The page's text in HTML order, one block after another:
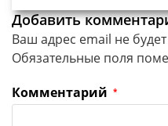
Добавить
Ваш адрес email не
Обязательные поля
Комментарий *